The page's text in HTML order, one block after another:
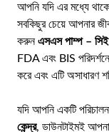
আপনি যদি এর মধ্যে
সবকিছুর চেয়ে আপনার
করুনএসএস পাম্প – সিই
FDA এবং BIS
করে এবং এটি অসাধারণ
যদি আপনি একটি
কেন্দ্র, ডাউনটাইমই